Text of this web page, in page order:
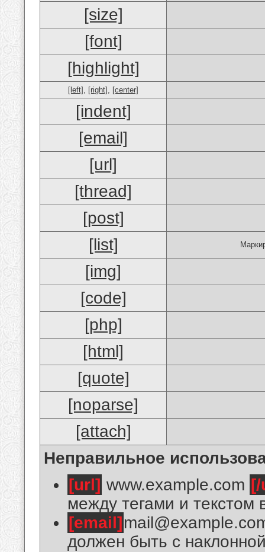
[size]
[font]
[highlight]
[left] , [right] , [center]
[indent]
[email]
[url]
[thread]
[post]
[list]
[img]
[code]
[php]
[html]
[quote]
[noparse]
[attach]
Неправильное
[url] www.example.com
между тегами и текстом
[email]
должен быть с